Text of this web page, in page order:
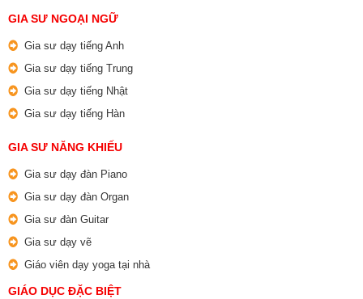
GIA SƯ NGOẠI NGỮ
Gia sư dạy tiếng Anh
Gia sư dạy tiếng Trung
Gia sư dạy tiếng Nhật
Gia sư dạy tiếng Hàn
GIA SƯ NĂNG KHIẾU
Gia sư dạy đàn Piano
Gia sư dạy đàn Organ
Gia sư đàn Guitar
Gia sư dạy vẽ
Giáo viên dạy yoga tại nhà
GIÁO DỤC ĐẶC BIỆT